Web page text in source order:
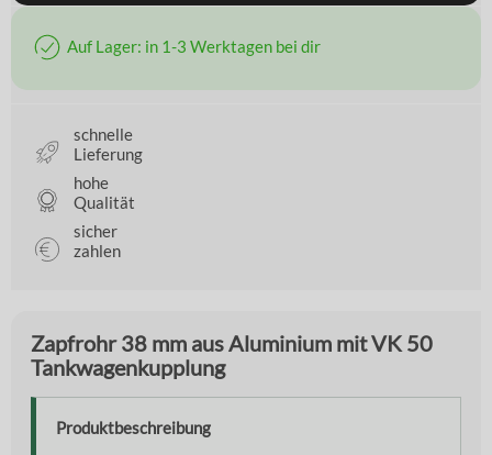
Auf Lager: in 1-3 Werktagen bei dir
schnelle
Lieferung
hohe
Qualität
sicher
zahlen
Zapfrohr 38 mm aus Aluminium mit VK 50
Tankwagenkupplung
Produktbeschreibung